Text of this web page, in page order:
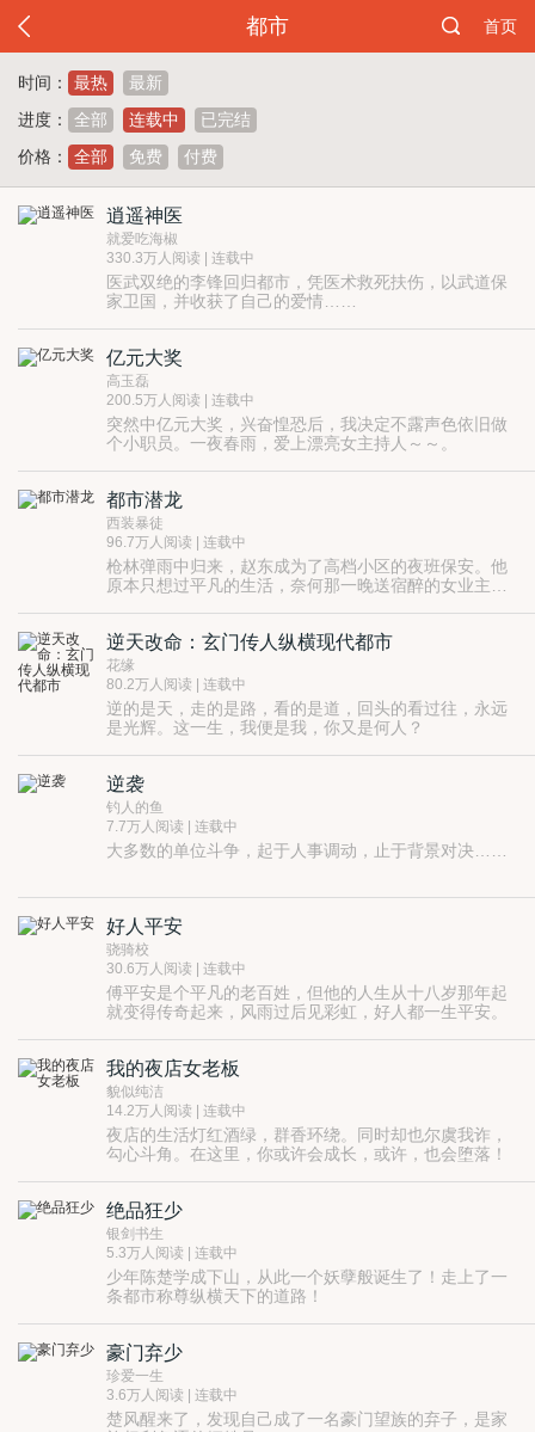
都市 首页
时间： 最热
最新
进度：
全部 连载中
已完结
价格：
全部 免费 付费
逍遥神医
就爱吃海椒
330.3万人阅读 | 连载中
医武双绝的李锋回归都市，凭医术救死扶伤，以武道保
家卫国，并收获了自己的爱情……
亿元大奖
高玉磊
200.5万人阅读 | 连载中
突然中亿元大奖，兴奋惶恐后，我决定不露声色依旧做
个小职员。一夜春雨，爱上漂亮女主持人～～。
都市潜龙
西装暴徒
96.7万人阅读 | 连载中
枪林弹雨中归来，赵东成为了高档小区的夜班保安。他
原本只想过平凡的生活，奈何那一晚送宿醉的女业主回
逆天改命：玄门传人纵横现代都市
花缘
80.2万人阅读 | 连载中
逆的是天，走的是路，看的是道，回头的看过往，永远
是光辉。这一生，我便是我，你又是何人？
逆袭
钓人的鱼
7.7万人阅读 | 连载中
大多数的单位斗争，起于人事调动，止于背景对决……
好人平安
骁骑校
30.6万人阅读 | 连载中
傅平安是个平凡的老百姓，但他的人生从十八岁那年起
就变得传奇起来，风雨过后见彩虹，好人都一生平安。
我的夜店女老板
貌似纯洁
14.2万人阅读 | 连载中
夜店的生活灯红酒绿，群香环绕。同时却也尔虞我诈，
勾心斗角。在这里，你或许会成长，或许，也会堕落！
绝品狂少
银剑书生
5.3万人阅读 | 连载中
少年陈楚学成下山，从此一个妖孽般诞生了！走上了一
条都市称尊纵横天下的道路！
豪门弃少
珍爱一生
3.6万人阅读 | 连载中
楚风醒来了，发现自己成了一名豪门望族的弃子，是家